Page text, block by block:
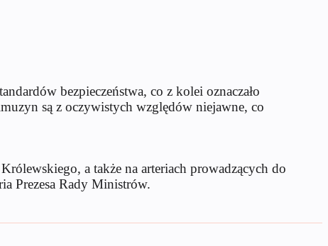
bezpieczeństwa, co z kolei oznaczało
są z oczywistych względów niejawne, co
a także na arteriach prowadzących do
Prezesa Rady Ministrów.